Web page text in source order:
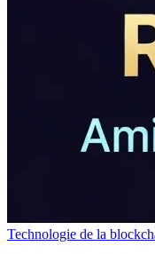
Technologie de la